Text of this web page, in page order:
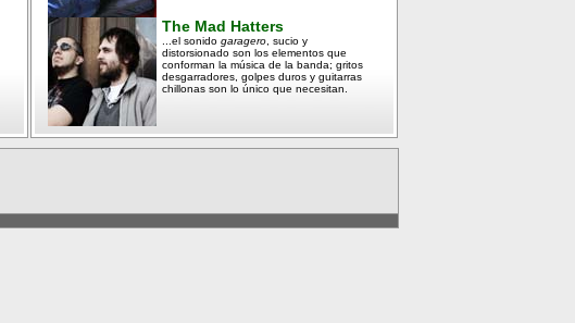
The Mad Hatters
...el sonido garagero , sucio y
distorsionado son los elementos que
conforman la música de la banda; gritos
desgarradores, golpes duros y guitarras
chillonas son lo único que necesitan.